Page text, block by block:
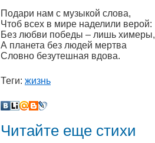
Подари нам с музыкой слова,
Чтоб всех в мире наделили верой:
Без любви победы – лишь химеры,
А планета без людей мертва
Словно безутешная вдова.
Теги: жизнь
Читайте еще стихи